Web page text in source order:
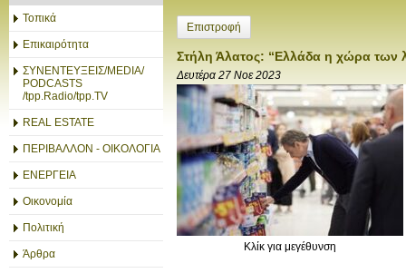
Τοπικά
Επικαιρότητα
ΣΥΝΕΝΤΕΥΞΕΙΣ/MEDIA/
PODCASTS
/tpp.Radio/tpp.TV
REAL ESTATE
ΠΕΡΙΒΑΛΛΟΝ - ΟΙΚΟΛΟΓΙΑ
ΕΝΕΡΓΕΙΑ
Οικονομία
Πολιτική
Άρθρα
Επιστροφή
Στήλη Άλατος: “Ελλάδα η χώρα των
Δευτέρα 27 Νοε 2023
Κλίκ για μεγέθυνση